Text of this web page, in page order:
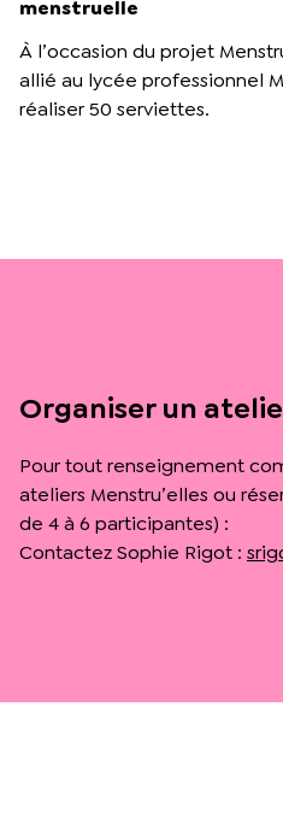
menstruelle
À l’occasion du projet
allié au lycée professionnel
réaliser 50 serviettes.
Organiser un
Pour tout renseignement
ateliers Menstru’elles ou
de 4 à 6 participantes) :
Contactez Sophie Rigot :